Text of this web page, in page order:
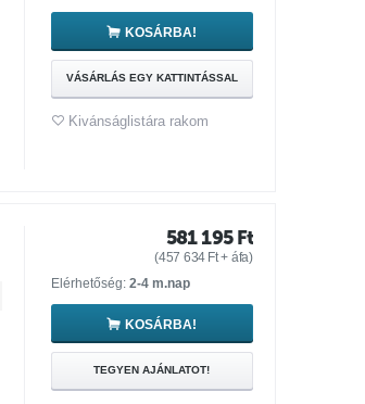
KOSÁRBA!
VÁSÁRLÁS EGY KATTINTÁSSAL
Kivánságlistára rakom
581 195 Ft
(457 634 Ft+ áfa)
Elérhetőség: 2-4 m.nap
KOSÁRBA!
TEGYEN AJÁNLATOT!